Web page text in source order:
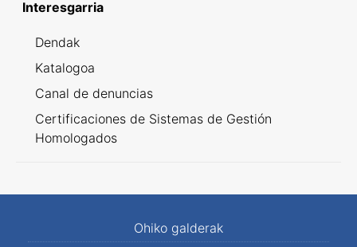
Interesgarria
Dendak
Katalogoa
Canal de denuncias
Certificaciones de Sistemas de Gestión
Homologados
Ohiko galderak